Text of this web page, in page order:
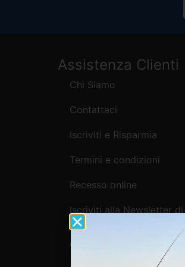
Assistenza Clienti
Chi Siamo
Contattaci
Iscriviti e Risparmia
Termini e condizioni
Recesso online
Iscriviti alla Newsletter di
Webpesca
Cookie Policy e Consensi